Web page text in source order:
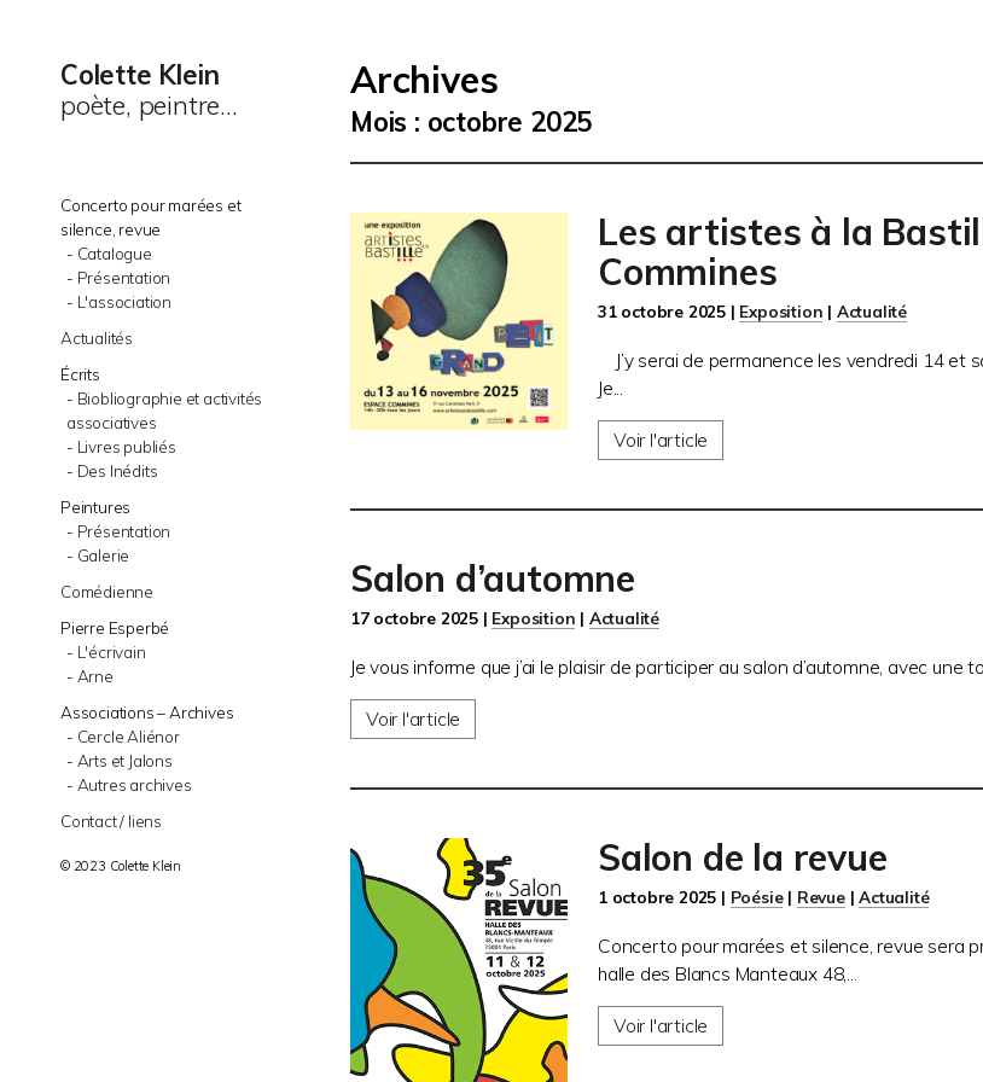
Colette Klein
poète, peintre...
Concerto pour marées et
silence, revue
Catalogue
Présentation
L'association
Actualités
Écrits
Biobliographie et activités
associatives
Livres publiés
Des Inédits
Peintures
Présentation
Galerie
Comédienne
Pierre Esperbé
L'écrivain
Arne
Associations – Archives
Cercle Aliénor
Arts et Jalons
Autres archives
Contact / liens
© 2023 Colette Klein
Archives
Mois : octobre 2025
Les artistes à la
Commines
31 octobre 2025 | Exposition | Actualité
J’y serai de permanence les vendredi 14 et
Je...
Voir l'article
Salon d’automne
17 octobre 2025 | Exposition | Actualité
Je vous informe que j’ai le plaisir de participer au salon d’automne, avec une
Voir l'article
Salon de la revue
1 octobre 2025 | Poésie| Revue|Actualité
Concerto pour marées et silence, revue sera
halle des Blancs Manteaux 48,...
Voir l'article